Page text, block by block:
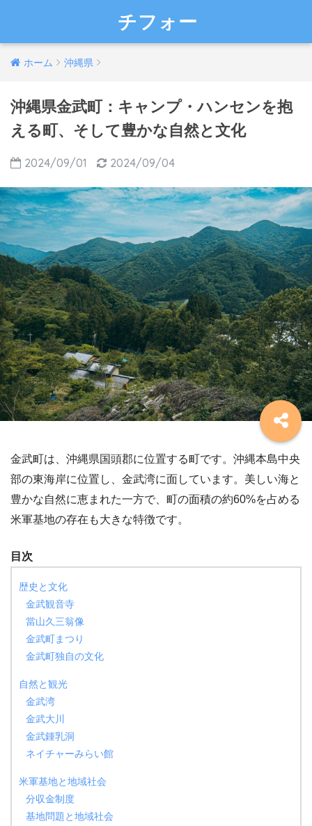
チフォー
ホーム 沖縄県
沖縄県金武町：キャンプ・ハンセンを抱
える町、そして豊かな自然と文化
2024/09/01 2024/09/04
金武町は、沖縄県国頭郡に位置する町です。沖縄本島中央
部の東海岸に位置し、金武湾に面しています。美しい海と
豊かな自然に恵まれた一方で、町の面積の約60%を占める
米軍基地の存在も大きな特徴です。
目次
歴史と文化
金武観音寺
當山久三翁像
金武町まつり
金武町独自の文化
自然と観光
金武湾
金武大川
金武鍾乳洞
ネイチャーみらい館
米軍基地と地域社会
分収金制度
基地問題と地域社会